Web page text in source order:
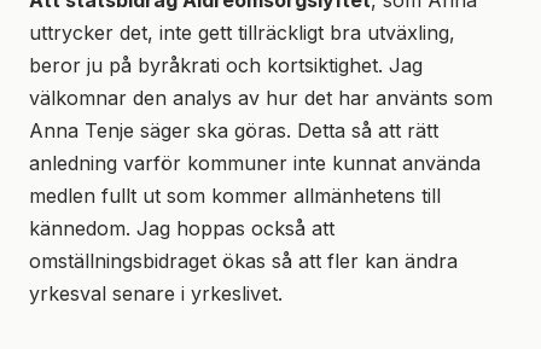
uttrycker det, inte gett tillräckligt bra utväxling,
beror ju på byråkrati och kortsiktighet. Jag
välkomnar den analys av hur det har använts som
Anna Tenje säger ska göras. Detta så att rätt
anledning varför kommuner inte kunnat använda
medlen fullt ut som kommer allmänhetens till
kännedom. Jag hoppas också att
omställningsbidraget ökas så att fler kan ändra
yrkesval senare i yrkeslivet.